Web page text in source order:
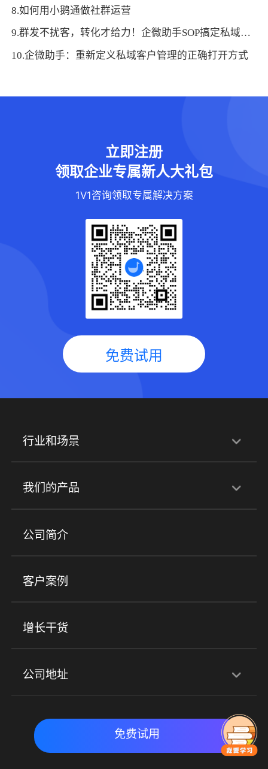
8.如何用小鹅通做社群运营
9.群发不扰客，转化才给力！企微助手SOP搞定私域精准触达
10.企微助手：重新定义私域客户管理的正确打开方式
立即注册
领取企业专属新人大礼包
1V1咨询领取专属解决方案
免费试用
行业和场景
行业解决方案
培训机构 职业技能培训 兴趣培训
金融行业
心理机构
实时私域带货 数字化运营
我们的产品
产品
小程序商城 ERP 企微SCRM
社群圈子
公司简介
客户案例
增长干货
公司地址
北京地址：北京市朝阳区朝外大街乙6号23层
免费试用